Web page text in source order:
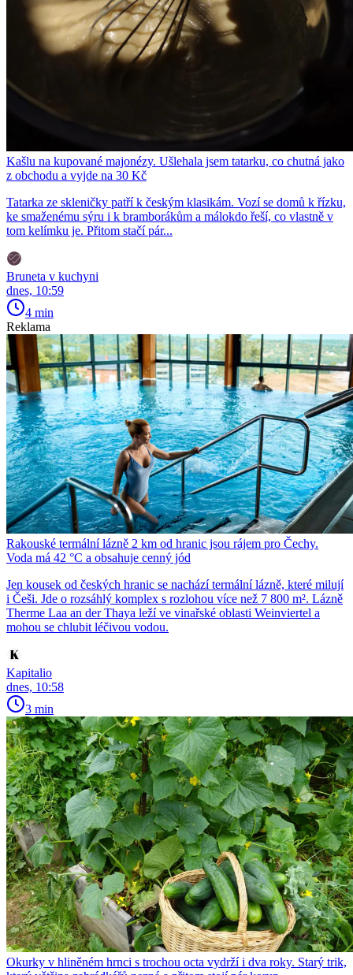
Kašlu na kupované majonézy. Ušlehala jsem tatarku, co chutná jako
z obchodu a vyjde na 30 Kč
Tatarka ze skleničky patří k českým klasikám. Vozí se domů k řízku,
ke smaženému sýru i k bramborákům a málokdo řeší, co vlastně v
tom kelímku je. Přitom stačí pár...
Bruneta v kuchyni
dnes, 10:59
4 min
Reklama
Rakouské termální lázně 2 km od hranic jsou rájem pro Čechy.
Voda má 42 °C a obsahuje cenný jód
Jen kousek od českých hranic se nachází termální lázně, které milují
i Češi. Jde o rozsáhlý komplex s rozlohou více než 7 800 m². Lázně
Therme Laa an der Thaya leží ve vinařské oblasti Weinviertel a
mohou se chlubit léčivou vodou.
Kapitalio
dnes, 10:58
3 min
Okurky v hliněném hrnci s trochou octa vydrží i dva roky. Starý trik,